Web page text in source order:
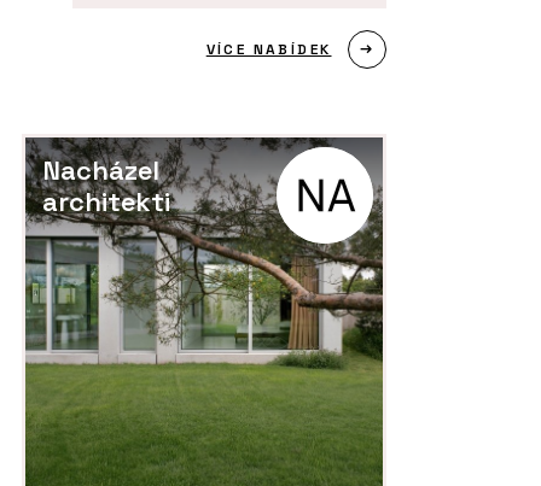
VÍCE NABÍDEK
Nacházel
architekti